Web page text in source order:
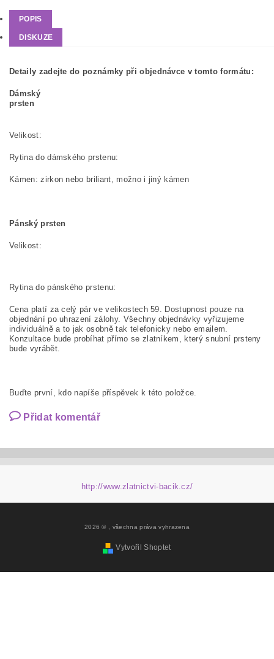
POPIS
DISKUZE
Detaily zadejte do poznámky při objednávce v tomto formátu:
Dámský
prsten
Rytina do dámského prstenu:
Kámen: zirkon nebo briliant, možno i jiný kámen
Pánský prsten
Velikost:
Rytina do pánského prstenu:
Cena platí za celý pár ve velikostech 59. Dostupnost pouze na
objednání po uhrazení zálohy. Všechny objednávky vyřizujeme
individuálně a to jak osobně tak telefonicky nebo emailem.
Konzultace bude probíhat přímo se zlatníkem, který snubní prsteny
bude vyrábět.
Buďte první, kdo napíše příspěvek k této položce.
Přidat komentář
http://www.zlatnictvi-bacik.cz/
2026 © , všechna práva vyhrazena
Vytvořil Shoptet